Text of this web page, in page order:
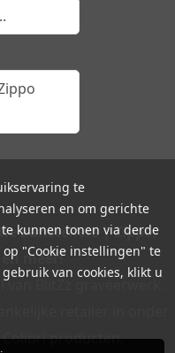
aanstekers | Zippo,
meer!
BlitZz graveerwerk.
retailer in onder
producten.
te
en om gerichte
kunnen tonen via derde
"Cookie instellingen" te
van cookies, klikt u